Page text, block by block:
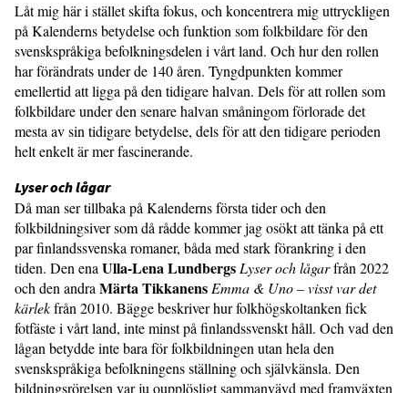
Låt mig här i stället skifta fokus, och koncentrera mig uttryckligen
på Kalenderns betydelse och funktion som folkbildare för den
svenskspråkiga befolkningsdelen i vårt land. Och hur den rollen
har förändrats under de 140 åren. Tyngdpunkten kommer
emellertid att ligga på den tidigare halvan. Dels för att rollen som
folkbildare under den senare halvan småningom förlorade det
mesta av sin tidigare betydelse, dels för att den tidigare perioden
helt enkelt är mer fascinerande.
Lyser och lågar
Då man ser tillbaka på Kalenderns första tider och den
folkbildningsiver som då rådde kommer jag osökt att tänka på ett
par finlandssvenska romaner, båda med stark förankring i den
tiden. Den ena Ulla-Lena Lundbergs Lyser och lågarfrån 2022
och den andra Märta Tikkanens Emma & Uno – visst var det
kärlekfrån 2010. Bägge beskriver hur folkhögskoltanken fick
fotfäste i vårt land, inte minst på finlandssvenskt håll. Och vad den
lågan betydde inte bara för folkbildningen utan hela den
svenskspråkiga befolkningens ställning och självkänsla. Den
bildningsrörelsen var ju oupplösligt sammanvävd med framväxten